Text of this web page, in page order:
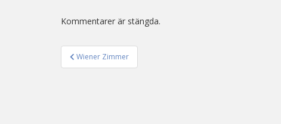
Kommentarer är stängda.
Inläggsnavigering
Wiener Zimmer